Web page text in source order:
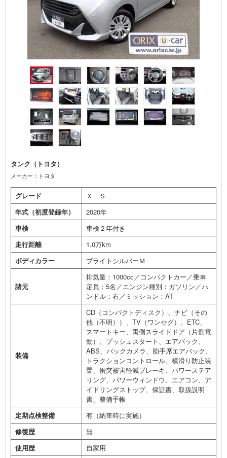
タンク（トヨタ）
メーカー：トヨタ
グレード
Ｘ Ｓ
年式（初度登録年）
2020年
車検
車検２年付き
走行距離
1.0万km
ボディカラー
ブライトシルバーＭ
諸元
排気量：1000cc／コンパクトカー／乗車
定員：5名／エンジン種別：ガソリン／ハ
ンドル：右／ミッション：AT
装備
CD（コンパクトディスク）、ナビ（その
他（不明））、TV（ワンセグ）、ETC、
スマートキー、両側スライドドア（片側電
動）、プッシュスタート、エアバック、
ABS、バックカメラ、助手席エアバック、
トラクションコントロール、横滑り防止装
置、衝突被害軽減ブレーキ、パワーステア
リング、パワーウィンドウ、エアコン、ア
イドリングストップ、保証書、取扱説明
書、整備手帳
定期点検整備
有（納車時に実施）
修復歴
無
使用歴
自家用